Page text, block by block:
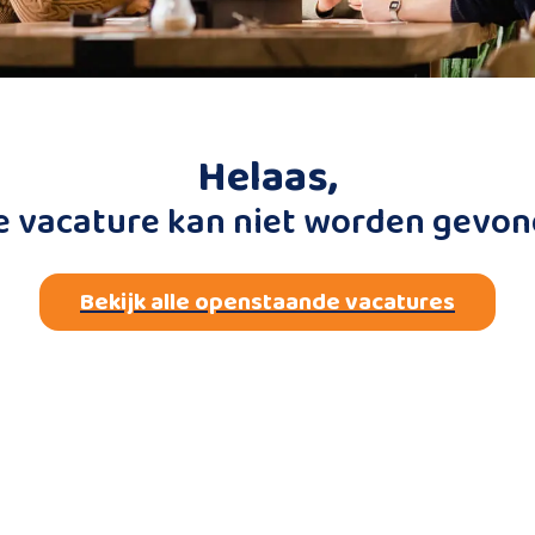
Helaas,
vacature kan niet worden
Bekijk alle openstaande vacatures